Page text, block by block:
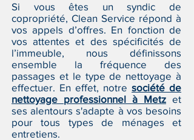
Si vous êtes un syndic de
copropriété, Clean Service répond à
vos appels d’offres. En fonction de
vos attentes et des spécificités de
l’immeuble, nous définissons
ensemble la fréquence des
passages et le type de nettoyage à
effectuer. En effet, notre société de
nettoyage professionnel à Metz et
ses alentours s'adapte à vos besoins
pour tous types de ménages et
entretiens.